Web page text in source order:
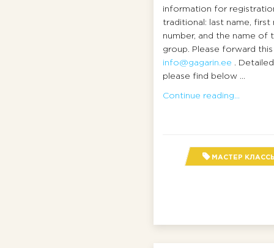
information for
traditional: last name, first
number, and the name of
group. Please forward
info@gagarin.ee .
please find below ...
Continue reading...
МАСТЕР